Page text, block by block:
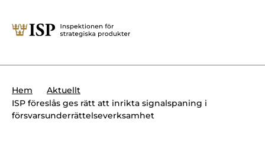
Söktips:
Presskontakt
Forskningssäkerhet
Krigsmateriel
Produkter med dubbla
Hem
Aktuellt
ISP föreslås ges rätt att inrikta signalspaning i
försvarsunderrättelseverksamhet